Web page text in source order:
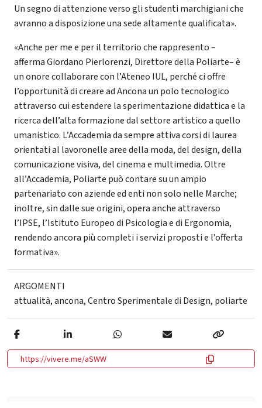
Un segno di attenzione verso gli studenti marchigiani che
avranno a disposizione una sede altamente qualificata».
«Anche per me e per il territorio che rappresento –
afferma Giordano Pierlorenzi, Direttore della Poliarte– è
un onore collaborare con l’Ateneo IUL, perché ci offre
l’opportunità di creare ad Ancona un polo tecnologico
attraverso cui estendere la sperimentazione didattica e la
ricerca dell’alta formazione dal settore artistico a quello
umanistico. L’Accademia da sempre attiva corsi di laurea
orientati al lavoronelle aree della moda, del design, della
comunicazione visiva, del cinema e multimedia. Oltre
all’Accademia, Poliarte può contare su un ampio
partenariato con aziende ed enti non solo nelle Marche;
inoltre, sin dalle sue origini, opera anche attraverso
l’IPSE, l’Istituto Europeo di Psicologia e di Ergonomia,
rendendo ancora più completi i servizi proposti e l’offerta
formativa».
ARGOMENTI
attualità,ancona,Centro Sperimentale di Design, poliarte
https://vivere.me/aSWW